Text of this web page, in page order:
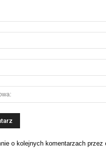
o kolejnych komentarzach przez